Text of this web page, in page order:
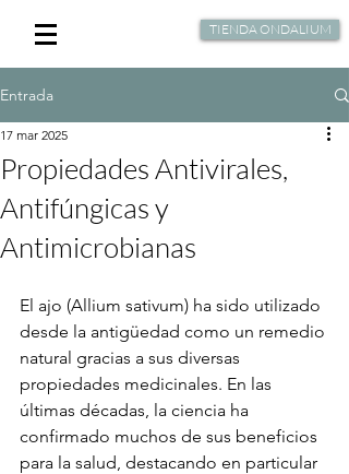
TIENDA ONDALIUM
Entrada
Propiedades Antivirales,
Antifúngicas y
Antimicrobianas
17 mar 2025
El ajo (Allium sativum) ha sido utilizado
desde la antigüedad como un remedio
natural gracias a sus diversas
propiedades medicinales. En las
últimas décadas, la ciencia ha
confirmado muchos de sus beneficios
para la salud, destacando en particular